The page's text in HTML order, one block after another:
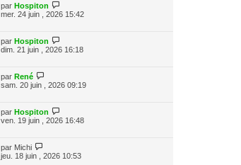
par Hospiton
mer. 24 juin , 2026 15:42
par Hospiton
dim. 21 juin , 2026 16:18
par René
sam. 20 juin , 2026 09:19
par Hospiton
ven. 19 juin , 2026 16:48
par Michi
jeu. 18 juin , 2026 10:53